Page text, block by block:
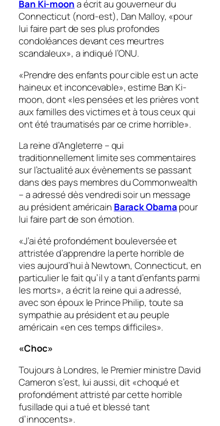
Ban Ki-moona écrit au gouverneur du
Connecticut (nord-est), Dan Malloy, «pour
lui faire part de ses plus profondes
condoléances devant ces meurtres
scandaleux», a indiqué l’ONU.
«Prendre des enfants pour cible est un acte
haineux et inconcevable», estime Ban Ki-
moon, dont «les pensées et les prières vont
aux familles des victimes et à tous ceux qui
ont été traumatisés par ce crime horrible».
La reine d’Angleterre – qui
traditionnellement limite ses commentaires
sur l’actualité aux évènements se passant
dans des pays membres du Commonwealth
– a adressé dès vendredi soir un message
au président américain Barack Obamapour
lui faire part de son émotion.
«J’ai été profondément bouleversée et
attristée d’apprendre la perte horrible de
vies aujourd’hui à Newtown, Connecticut, en
particulier le fait qu’il y a tant d’enfants parmi
les morts», a écrit la reine qui a adressé,
avec son époux le Prince Philip, toute sa
sympathie au président et au peuple
américain «en ces temps difficiles».
«Choc»
Toujours à Londres, le Premier ministre David
Cameron s’est, lui aussi, dit «choqué et
profondément attristé par cette horrible
fusillade qui a tué et blessé tant
d’innocents».